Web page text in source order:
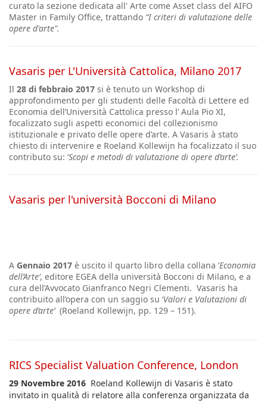
curato la sezione dedicata all' Arte come Asset class del AIFO
Master in Family Office, trattando “I criteri di valutazione delle
opere d'arte".
Vasaris per L'Università Cattolica, Milano 2017
Il 28 di febbraio 2017 si è tenuto un Workshop di
approfondimento per gli studenti delle Facoltà di Lettere ed
Economia dell’Università Cattolica presso l’ Aula Pio XI,
focalizzato sugli aspetti economici del collezionismo
istituzionale e privato delle opere d’arte. A Vasaris à stato
chiesto di intervenire e Roeland Kollewijn ha focalizzato il suo
contributo su: ‘Scopi e metodi di valutazione di opere d’arte’.
Vasaris per l'università Bocconi di Milano
A Gennaio 2017 è uscito il quarto libro della collana ‘Economia
dell’Arte’, editore EGEA della università Bocconi di Milano, e a
cura dell’Avvocato Gianfranco Negri Clementi. Vasaris ha
contribuito all’opera con un saggio su ‘Valori e Valutazioni di
opere d’arte’(Roeland Kollewijn, pp. 129 – 151).
RICS Specialist Valuation Conference, London
29 Novembre 2016 Roeland Kollewijn di Vasaris è stato
invitato in qualità di relatore alla conferenza organizzata da